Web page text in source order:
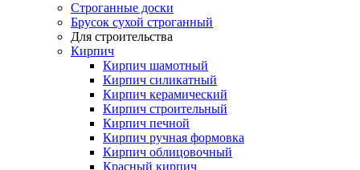
Строганные доски
Брусок сухой строганный
Для строительства
Кирпич
Кирпич шамотный
Кирпич силикатный
Кирпич керамический
Кирпич строительный
Кирпич печной
Кирпич ручная формовка
Кирпич облицовочный
Красный кирпич